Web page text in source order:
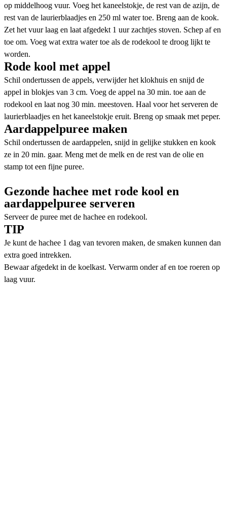
op middelhoog vuur. Voeg het kaneelstokje, de rest van de azijn, de
rest van de laurierblaadjes en 250 ml water toe. Breng aan de kook.
Zet het vuur laag en laat afgedekt 1 uur zachtjes stoven. Schep af en
toe om. Voeg wat extra water toe als de rodekool te droog lijkt te
worden.
Rode kool met appel
Schil ondertussen de appels, verwijder het klokhuis en snijd de
appel in blokjes van 3 cm. Voeg de appel na 30 min. toe aan de
rodekool en laat nog 30 min. meestoven. Haal voor het serveren de
laurierblaadjes en het kaneelstokje eruit. Breng op smaak met peper.
Aardappelpuree maken
Schil ondertussen de aardappelen, snijd in gelijke stukken en kook
ze in 20 min. gaar. Meng met de melk en de rest van de olie en
stamp tot een fijne puree.
Gezonde hachee met rode kool en
aardappelpuree serveren
Serveer de puree met de hachee en rodekool.
TIP
Je kunt de hachee 1 dag van tevoren maken, de smaken kunnen dan
extra goed intrekken.
Bewaar afgedekt in de koelkast. Verwarm onder af en toe roeren op
laag vuur.